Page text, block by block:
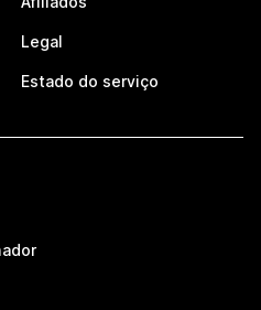
Legal
Estado do serviço